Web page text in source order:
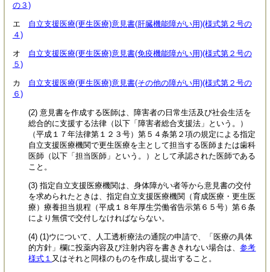
の３)
エ 自立支援医療(更生医療)意見書(肝臓機能障がい用)(様式第２号の
４)
オ 自立支援医療(更生医療)意見書(免疫機能障がい用)(様式第２号の
５)
カ 自立支援医療(更生医療)意見書(その他の障がい用)(様式第２号の
６)
(2) 意見書を作成する医師は、障害者の日常生活及び社会生活を
総合的に支援する法律（以下「障害者総合支援法」という。）
（平成１７年法律第１２３号）第５４条第２項の規定による指定
自立支援医療機関で更生医療を主として担当する医師または歯科
医師（以下「担当医師」という。）として承認された医師である
こと。
(3) 指定自立支援医療機関は、身体障がい者等から意見書の交付
を求められたときは、指定自立支援医療機関（育成医療・更生医
療）療養担当規程（平成１８年厚生労働省告示第６５号）第６条
により無償で交付しなければならない。
(4) (1)ウについて、人工透析療法の通院の申請で、「医療の具体
的方針」欄に投薬内容及び注射内容を書ききれない場合は、参考
様式１ 又はそれと同様のものを作成し提出すること。